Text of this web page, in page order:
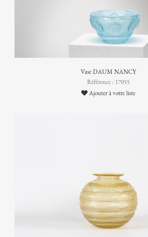
Vase DAUM NANCY
Référence : 17055
Ajouter à votre liste